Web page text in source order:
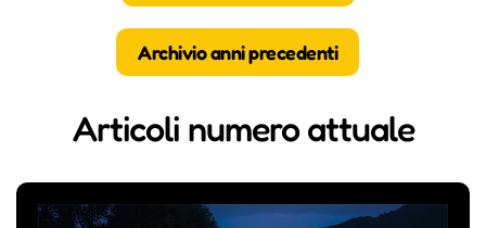
Archivio anni precedenti
Articoli numero attuale